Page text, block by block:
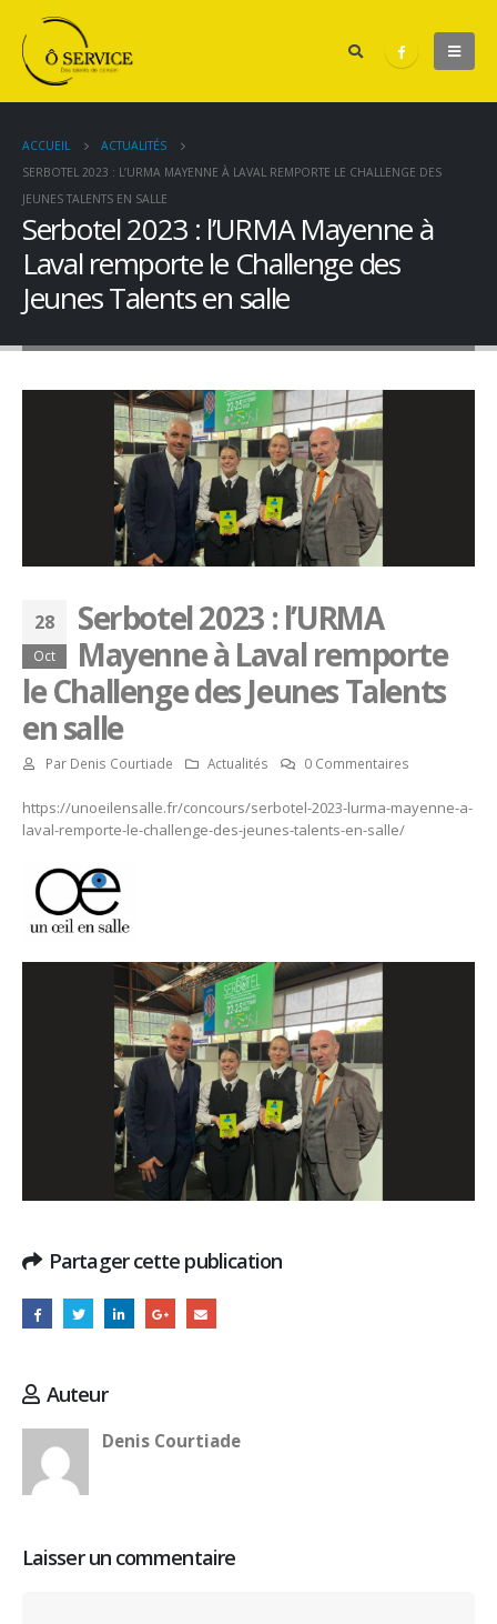
ACCUEIL
ACTUALITÉS
SERBOTEL 2023 : L’URMA MAYENNE À LAVAL REMPORTE LE CHALLENGE DES
JEUNES TALENTS EN SALLE
Serbotel 2023 : l’URMA Mayenne à
Laval remporte le Challenge des
Jeunes Talents en salle
28
Oct
Serbotel 2023 : l’URMA
Mayenne à Laval remporte
le Challenge des Jeunes Talents
en salle
Par Denis Courtiade Actualités 0 Commentaires
https://unoeilensalle.fr/concours/serbotel-2023-lurma-mayenne-a-
laval-remporte-le-challenge-des-jeunes-talents-en-salle/
Partager cette publication
Auteur
Denis Courtiade
Laisser un commentaire